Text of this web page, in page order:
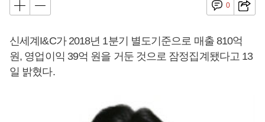
0
신세계I&C가 2018년 1분기 별도기준으로 매출 810억
원, 영업이익 39억 원을 거둔 것으로 잠정집계됐다고 13
일 밝혔다.